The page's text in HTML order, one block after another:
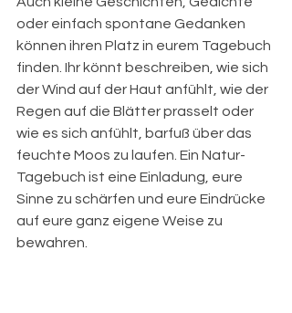
oder einfach spontane Gedanken
können ihren Platz in eurem Tagebuch
finden. Ihr könnt beschreiben, wie sich
der Wind auf der Haut anfühlt, wie der
Regen auf die Blätter prasselt oder
wie es sich anfühlt, barfuß über das
feuchte Moos zu laufen. Ein Natur-
Tagebuch ist eine Einladung, eure
Sinne zu schärfen und eure Eindrücke
auf eure ganz eigene Weise zu
bewahren.